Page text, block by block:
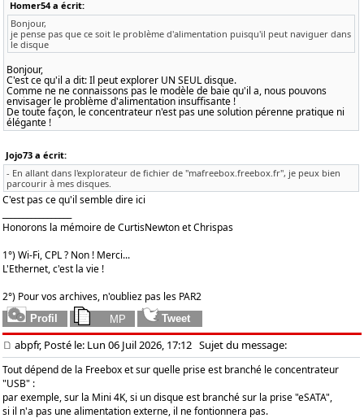
Homer54 a écrit:
Bonjour,
je pense pas que ce soit le problème d'alimentation puisqu'il peut naviguer dans
le disque
Bonjour,
C'est ce qu'il a dit: Il peut explorer UN SEUL disque.
Comme ne ne connaissons pas le modèle de baie qu'il a, nous pouvons
envisager le problème d'alimentation insuffisante !
De toute façon, le concentrateur n'est pas une solution pérenne pratique ni
élégante !
Jojo73 a écrit:
- En allant dans l'explorateur de fichier de "mafreebox.freebox.fr", je peux bien
parcourir à mes disques.
C'est pas ce qu'il semble dire ici
Honorons la mémoire de CurtisNewton et Chrispas
1°) Wi-Fi, CPL ? Non ! Merci...
L'Ethernet, c'est la vie !
2°) Pour vos archives, n'oubliez pas les PAR2
abpfr, Posté le: Lun 06 Juil 2026, 17:12 Sujet du message:
Tout dépend de la Freebox et sur quelle prise est branché le concentrateur
"USB" :
par exemple, sur la Mini 4K, si un disque est branché sur la prise "eSATA",
si il n'a pas une alimentation externe, il ne fontionnera pas.